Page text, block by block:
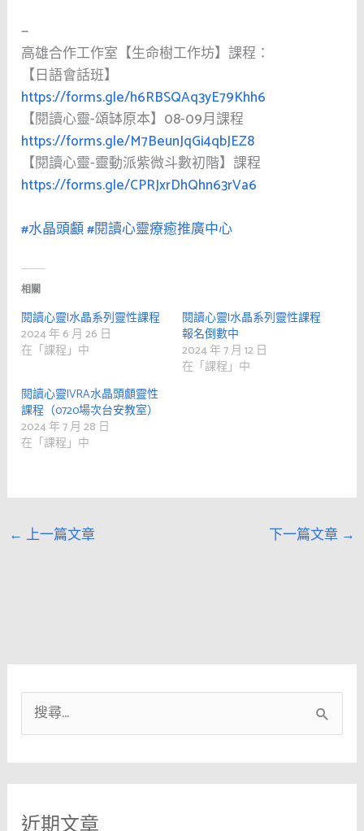
—
高雄合作工作室【生命樹工作坊】課程：
【日語會話班】
https://forms.gle/h6RBSQAq3yE79Khh6
【閱讀心靈-頌缽原本】08-09月課程
https://forms.gle/M7BeunJqGi4qbJEZ8
【閱讀心靈-靈動派紫微斗數初階】課程
https://forms.gle/CPRJxrDhQhn63rVa6
#水晶頭顱#閱讀心靈療癒推廣中心
相關
閱讀心靈|水晶系列靈性課程
2024 年 6 月 26 日
在「課程」中
閱讀心靈|水晶系列靈性課程
報名倒數中
2024 年 7 月 12 日
在「課程」中
閱讀心靈|VRA水晶頭顱靈性
課程（0720場次台安教室）
2024 年 7 月 28 日
在「課程」中
← 上一篇文章 下一篇文章 →
尋
關
字